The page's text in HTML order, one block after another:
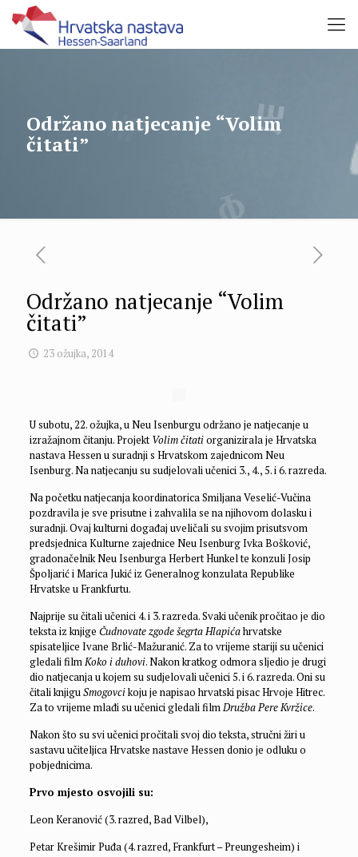
Održano natjecanje “Volim
čitati”
Održano natjecanje “Volim
čitati”
23 ožujka, 2014
U subotu, 22. ožujka, u Neu Isenburgu održano je natjecanje u
izražajnom čitanju. Projekt Volim čitatiorganizirala je Hrvatska
nastava Hessen u suradnji s Hrvatskom zajednicom Neu
Isenburg. Na natjecanju su sudjelovali učenici 3., 4., 5. i 6. razreda.
Na početku natjecanja koordinatorica Smiljana Veselić-Vučina
pozdravila je sve prisutne i zahvalila se na njihovom dolasku i
suradnji. Ovaj kulturni događaj uveličali su svojim prisutsvom
predsjednica Kulturne zajednice Neu Isenburg Ivka Bošković,
gradonačelnik Neu Isenburga Herbert Hunkel te konzuli Josip
Špoljarić i Marica Jukić iz Generalnog konzulata Republike
Hrvatske u Frankfurtu.
Najprije su čitali učenici 4. i 3. razreda. Svaki učenik pročitao je dio
teksta iz knjige Čudnovate zgode šegrta Hlapićahrvatske
spisateljice Ivane Brlić-Mažuranić. Za to vrijeme stariji su učenici
gledali filmKoko i duhovi. Nakon kratkog odmora sljedio je drugi
dio natjecanja u kojem su sudjelovali učenici 5. i 6. razreda. Oni su
čitali knjiguSmogovcikoju je napisao hrvatski pisac Hrvoje Hitrec.
Za to vrijeme mlađi su učenici gledali filmDružba Pere Kvržice.
Nakon što su svi učenici pročitali svoj dio teksta, stručni žiri u
sastavu učiteljica Hrvatske nastave Hessen donio je odluku o
pobjednicima.
Prvo mjesto osvojili su:
Leon Keranović (3. razred, Bad Vilbel),
Petar Krešimir Puđa (4. razred, Frankfurt – Preungesheim) i